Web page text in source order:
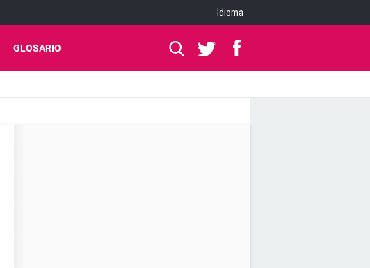
Idioma
GLOSARIO